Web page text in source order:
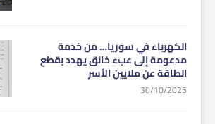
الكهرباء في سوريا… من خدمة
مدعومة إلى عبء خانق يهدد بقطع
الطاقة عن ملايين الأسر
30/10/2025